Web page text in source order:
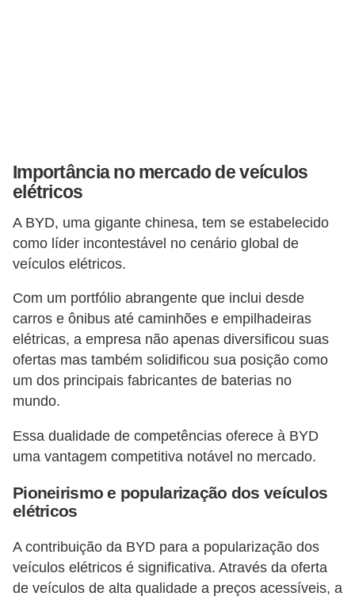
Importância no mercado de veículos
elétricos
A BYD, uma gigante chinesa, tem se estabelecido
como líder incontestável no cenário global de
veículos elétricos.
Com um portfólio abrangente que inclui desde
carros e ônibus até caminhões e empilhadeiras
elétricas, a empresa não apenas diversificou suas
ofertas mas também solidificou sua posição como
um dos principais fabricantes de baterias no
mundo.
Essa dualidade de competências oferece à BYD
uma vantagem competitiva notável no mercado.
Pioneirismo e popularização dos veículos
elétricos
A contribuição da BYD para a popularização dos
veículos elétricos é significativa. Através da oferta
de veículos de alta qualidade a preços acessíveis, a
e
c
a
l
l
e
m
a
n
u
e
n
ã
S
e